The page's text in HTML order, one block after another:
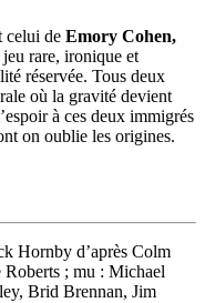
celui de Emory Cohen,
jeu rare, ironique et
réservée. Tous deux
où la gravité devient
à ces deux immigrés
on oublie les origines.
Hornby d’après Colm
; mu : Michael
Brid Brennan, Jim